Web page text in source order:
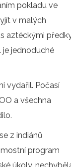
pokladu ve
v malých
aztéckými
je jednoduché
vydařil. Počasí
a všechna
z indiánů
program